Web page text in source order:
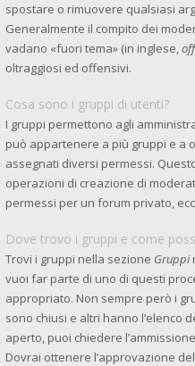
spostare o rimuovere qualsiasi
Generalmente il compito dei
vadano «fuori tema» (in inglese,
oltraggiosi ed offensivi.
Cosa sono i gruppi di utenti?
I gruppi permettono agli
può appartenere a più gruppi e a
assegnati diversi permessi.
operazioni di creazione di
permessi per un forum privato,
Dove trovo i gruppi e come
Trovi i gruppi nella sezione Gruppi
vuoi far parte di uno di questi
appropriato. Non sempre però i
sono chiusi e altri hanno l’elenco
aperto, puoi chiedere
Dovrai ottenere l’approvazione